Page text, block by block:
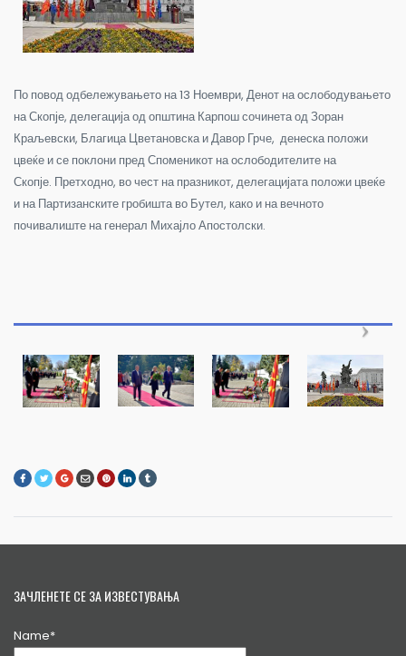
По повод одбележувањето на 13 Ноември, Денот на ослободувањето
на Скопје, делегација од општина Карпош сочинета од Зоран
Краљевски, Благица Цветановска и Давор Грче, денеска положи
цвеќе и се поклони пред Споменикот на ослободителите на
Скопје. Претходно, во чест на празникот, делегацијата положи цвеќе
и на Партизанските гробишта во Бутел, како и на вечното
почивалиште на генерал Михајло Апостолски.
ЗАЧЛЕНЕТЕ СЕ ЗА ИЗВЕСТУВАЊА
Name*